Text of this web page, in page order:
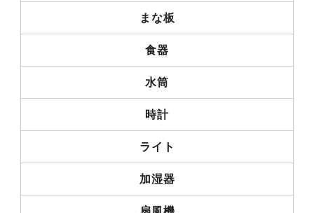
まな板
食器
水筒
時計
ライト
加湿器